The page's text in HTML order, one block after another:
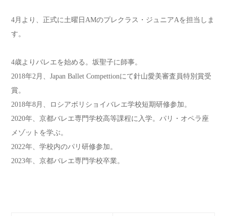
4月より、正式に土曜日AMのプレクラス・ジュニアAを担当しま
す。
4歳よりバレエを始める。坂聖子に師事。
2018年2月、Japan Ballet Compettionにて針山愛美審査員特別賞受
賞。
2018年8月、ロシアボリショイバレエ学校短期研修参加。
2020年、京都バレエ専門学校高等課程に入学。パリ・オペラ座
メゾットを学ぶ。
2022年、学校内のパリ研修参加。
2023年、京都バレエ専門学校卒業。